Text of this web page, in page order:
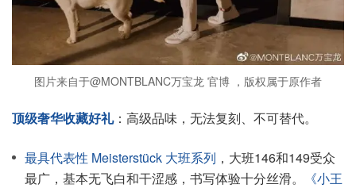
图片来自于@MONTBLANC万宝龙 官博 ，版权属于原作者
顶级奢华收藏好礼：高级品味，无法复刻、不可替代。
最具代表性 Meisterstück 大班系列 ，大班146和149受众
最广，基本无飞白和干涩感，书写体验十分丝滑。
《小王